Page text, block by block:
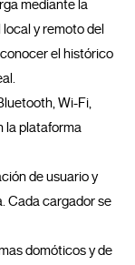
y remoto del
el histórico
la plataforma
Cada cargador se